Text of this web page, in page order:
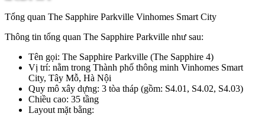
Tổng quan The Sapphire Parkville Vinhomes Smart City
Thông tin tổng quan The Sapphire Parkville như sau:
Tên gọi: The Sapphire Parkville (The Sapphire 4)
Vị trí: nằm trong Thành phố thông minh Vinhomes Smart
City, Tây Mỗ, Hà Nội
Quy mô xây dựng: 3 tòa tháp (gồm: S4.01, S4.02, S4.03)
Chiều cao: 35 tầng
Layout mặt bằng: